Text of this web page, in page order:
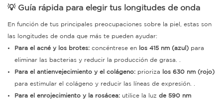
💡 Guía rápida para elegir tus longitudes de onda
En función de tus principales preocupaciones sobre la piel, estas son
las longitudes de onda que más te pueden ayudar:
Para el acné y los brotes: concéntrese en los 415 nm (azul) para
eliminar las bacterias y reducir la producción de grasa. .
Para el antienvejecimiento y el colágeno: prioriza los 630 nm (rojo)
para estimular el colágeno y reducir las líneas de expresión. .
Para el enrojecimiento y la rosácea: utilice la luzde 590 nm